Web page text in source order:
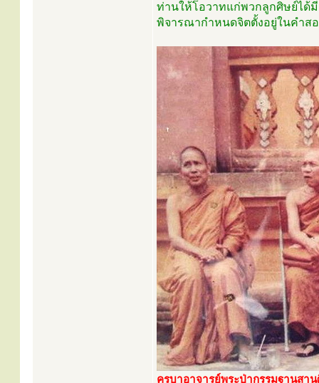
ท่านให้โอวาทแก่พวกลูกศิษย์ได้
พิจารณากำหนดจิตตั้งอยู่ในคำสอ
ครูบาอาจารย์พระป่ากรรมฐานสา